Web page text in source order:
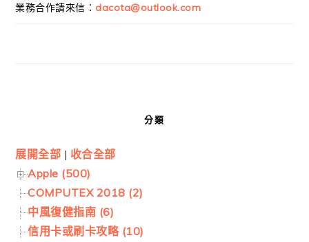
業務合作請來信： dacota@outlook.com
分類
展開全部 | 收合全部
Apple (500)
COMPUTEX 2018 (2)
中風復健指南 (6)
信用卡或刷卡攻略 (10)